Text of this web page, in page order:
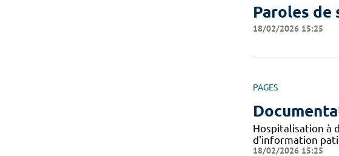
Paroles de
18/02/2026 15:25
PAGES
Hospitalisation à
d'information
18/02/2026 15:25